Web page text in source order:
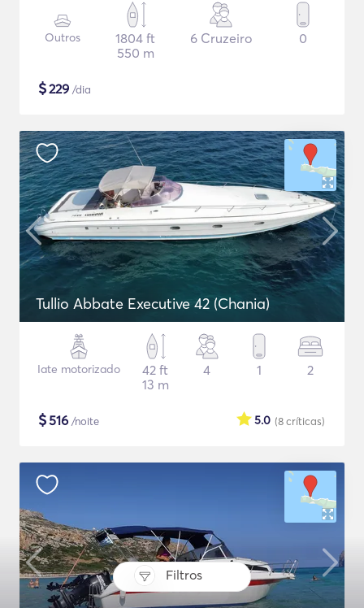
Filtros
Outros
1804 ft
550 m
6 Cruzeiro 0
$229 /dia
Tullio Abbate Executive 42 (Chania)
Iate motorizado
42 ft
13 m
4 1 2
$516 /noite (8críticas)
5.0